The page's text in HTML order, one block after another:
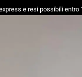
e resi possibili entro